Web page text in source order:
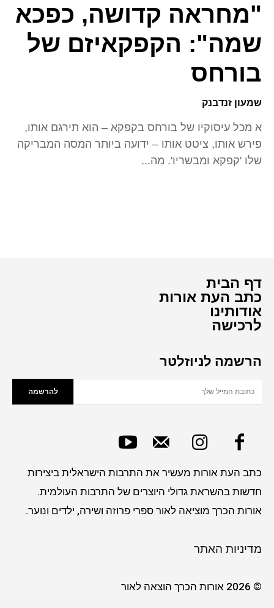
"מחראה קדושה, כפכא
שמה": הקפקאיזם של
בורחס
שמעון זנדבנק
א מכל עיסוקיו של בורחס בקפקא – הוא תירגם אותו,
פירש אותו, ציטט אותו – ידועה ביותר המסה המבריקה
שלו 'קפקא ומבשריו'. מה...
דף הבית
כתב העת אורות
אודותינו
לרכישה
הרשמה לניוזלטר
להרשמה
כתב העת אורות מעשיר את התרבות הישראלית ביצירות
חדשות בהשראת גדולי היוצרים של התרבות העולמית.
אורות הכרך מוציאה לאור ספרי פרוזה ושירה, ילדים ונוער.
מדיניות האתר
© 2026 אורות הכרך הוצאה לאור